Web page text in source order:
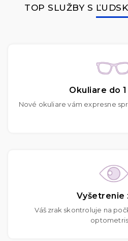
TOP SLUŽBY S
Okuliare do
Nové okuliare vám expresne
Vyšetrenie
Váš zrak skontroluje na